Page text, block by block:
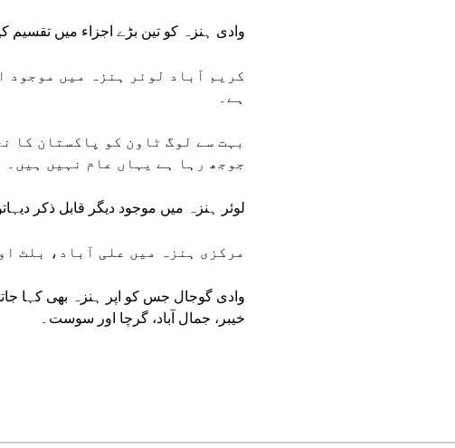
وادی ہنزہ کو تین بڑے اجزاء میں تقسیم
کریم آباد لوئر ہنزہ میں موجود
ہے۔
بہت سے لوگ ٹاون کو پاکستان کا
جوجھ رہا ہے یہاں عام نہیں ہیں۔
لوئر ہنزہ میں موجود دیگر قابل ذکر
مرکزی ہنزہ میں علی آباد، بلٹ
وادی گوجال جس کو اپر ہنزہ بھی کہا
خیبر، جمال آباد، گرچا اور سوست۔